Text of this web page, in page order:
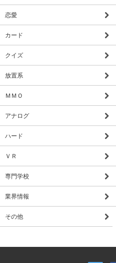
恋愛
カード
クイズ
放置系
ＭＭＯ
アナログ
ハード
ＶＲ
専門学校
業界情報
その他